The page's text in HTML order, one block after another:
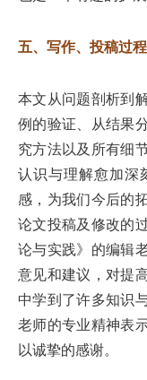
五、写作、投稿过
本文从问题剖析到
例的验证、从结果
究方法以及所有细
认识与理解愈加深
感，为我们今后的
论文投稿及修改的
论与实践》的编辑
意见和建议，对提
中学到了许多知识
老师的专业精神表
以诚挚的感谢。